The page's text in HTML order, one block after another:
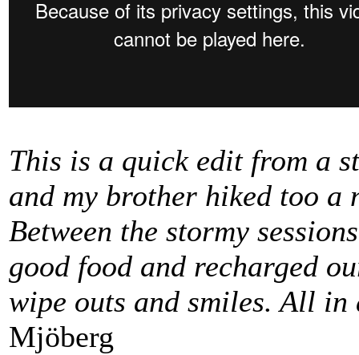
This is a quick edit from a
and my brother hiked too a
Between the stormy
good food and recharged
wipe outs and smiles. All
Mjöberg